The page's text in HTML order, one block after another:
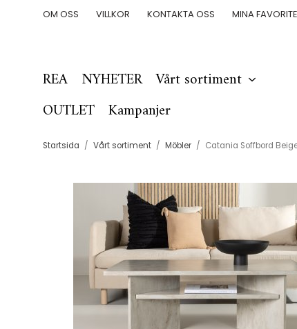
OM OSS VILLKOR KONTAKTA OSS MINA
REA NYHETER Vårt sortiment
OUTLET Kampanjer
Startsida / Vårt sortiment / Möbler / Catania Soffbord